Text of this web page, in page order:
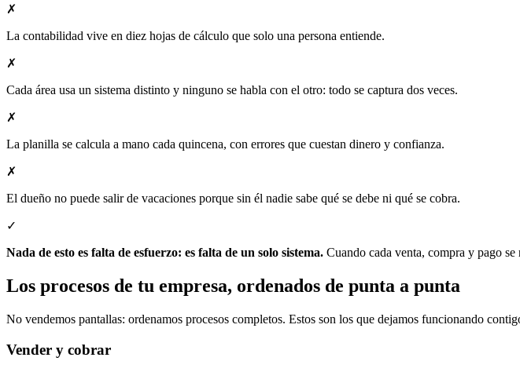
✗
La contabilidad vive en diez hojas de cálculo que solo una persona entiende.
✗
Cada área usa un sistema distinto y ninguno se habla con el otro: todo se captura dos veces.
✗
La planilla se calcula a mano cada quincena, con errores que cuestan dinero y confianza.
✗
El dueño no puede salir de vacaciones porque sin él nadie sabe qué se debe ni qué se cobra.
✓
Nada de esto es falta de esfuerzo: es falta de un solo sistema. Cuando cada venta, compra y pago
Los procesos de tu empresa, ordenados de punta a punta
No vendemos pantallas: ordenamos procesos completos. Estos son los que dejamos funcionando
Vender y cobrar